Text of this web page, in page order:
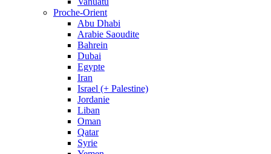
Proche-Orient
Abu Dhabi
Arabie Saoudite
Bahrein
Dubai
Egypte
Iran
Israel (+ Palestine)
Jordanie
Liban
Oman
Qatar
Syrie